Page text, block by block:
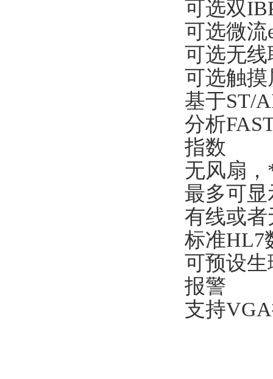
可选双
可选微流
可选无线
可选触摸
基于ST/
分析
指数
无风扇
最多可显
有线或
标准HL7
可预设
报警
支持